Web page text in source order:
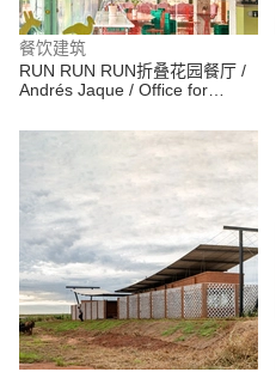
餐饮建筑
RUN RUN RUN折叠花园餐厅 /
Andrés Jaque / Office for